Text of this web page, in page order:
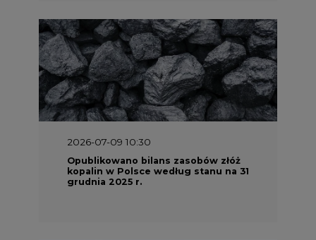
2026-07-09 10:30
Opublikowano bilans zasobów złóż
kopalin w Polsce według stanu na 31
grudnia 2025 r.